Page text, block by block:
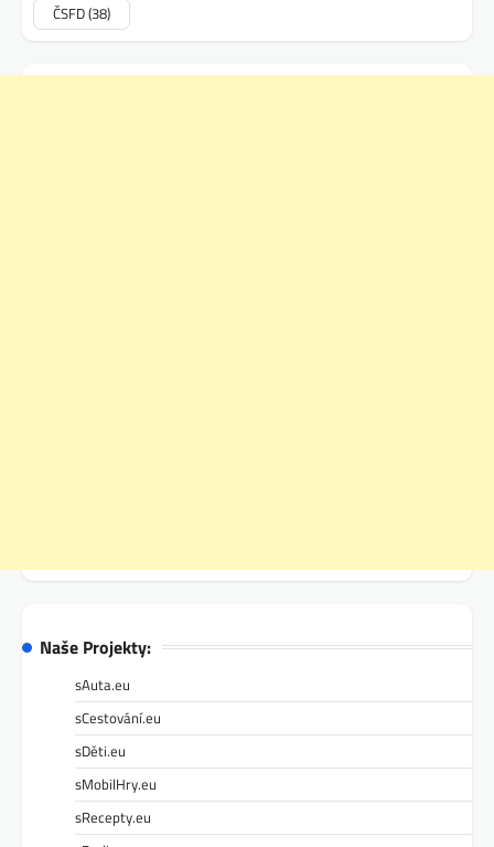
ČSFD(38)
Naše Projekty:
sAuta.eu
sCestování.eu
sDěti.eu
sMobilHry.eu
sRecepty.eu